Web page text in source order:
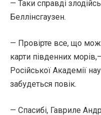
— Таки справді
Беллінсгаузен.
— Провірте все, що
карти південних
Російської Академії
забудеться повік.
— Спасибі, Гавриле